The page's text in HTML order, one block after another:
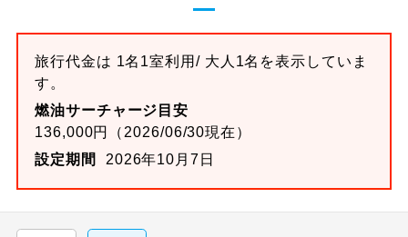
旅行代金は 1名1室利用/ 大人1名を表示していま
す。
燃油サーチャージ目安
136,000円（2026/06/30現在）
設定期間
2026年10月7日